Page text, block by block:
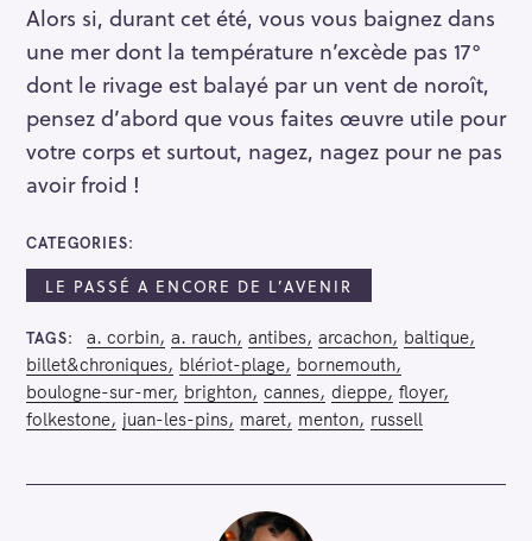
Alors si, durant cet été, vous vous baignez dans
une mer dont la température n’excède pas 17°
dont le rivage est balayé par un vent de noroît,
pensez d’abord que vous faites œuvre utile pour
votre corps et surtout, nagez, nagez pour ne pas
avoir froid !
CATEGORIES
LE PASSÉ A ENCORE DE L’AVENIR
TAGS a. corbin a. rauch antibes arcachon
baltique
billet&chroniques blériot-plage bornemouth
boulogne-sur-mer brighton cannes dieppe floyer
folkestone juan-les-pins maret menton russell